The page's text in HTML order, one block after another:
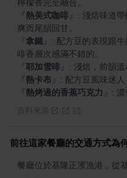
熱美式咖啡
: 淺焙味道
拿鐵
: 配方豆的表現跟
耶加雪啡
熱卡布
熱烤過的香蕉巧克力 : 濃
前往這家餐廳的交通方式為
餐廳位於基隆正濱漁港，從